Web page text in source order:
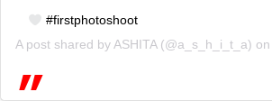
#firstphotoshoot
A post shared byASHITA(@a_s_h_i_t_a) on